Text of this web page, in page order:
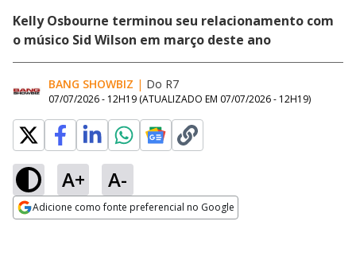
Kelly Osbourne terminou seu relacionamento com
o músico Sid Wilson em março deste ano
BANG SHOWBIZ | Do R7
07/07/2026 - 12H19 (ATUALIZADO EM 07/07/2026 - 12H19)
A+ A-
Adicione como fonte preferencial no Google